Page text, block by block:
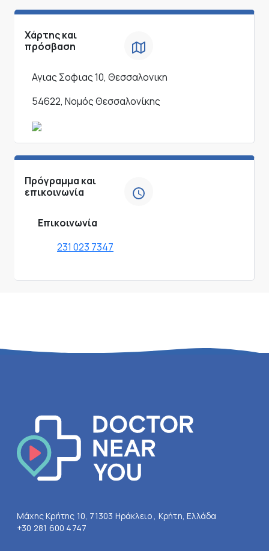
Χάρτης και
πρόσβαση
Αγιας Σοφιας 10, Θεσσαλονικη
54622, Νομός Θεσσαλονίκης
Πρόγραμμα και
επικοινωνία
Επικοινωνία
231 023 7347
Μάχης Κρήτης 10, 71303 Ηράκλειο , Κρήτη, Ελλάδα
+30 281 600 4747